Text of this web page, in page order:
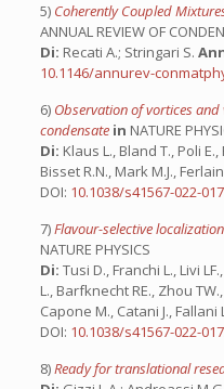
5) Coherently Coupled
ANNUAL REVIEW OF
Di: Recati A.; Stringari S.
10.1146/annurev-
6) Observation of vortices
condensate in NATURE
Di: Klaus L., Bland T., Poli
Bisset R.N., Mark M.J.,
DOI: 10.1038/s41567-022-
7)Flavour-selective
NATURE PHYSICS
Di: Tusi D., Franchi L., Livi
L., Barfknecht RE., Zhou
Capone M., Catani J., Fallani
DOI: 10.1038/s41567-022-
8)Ready for translational